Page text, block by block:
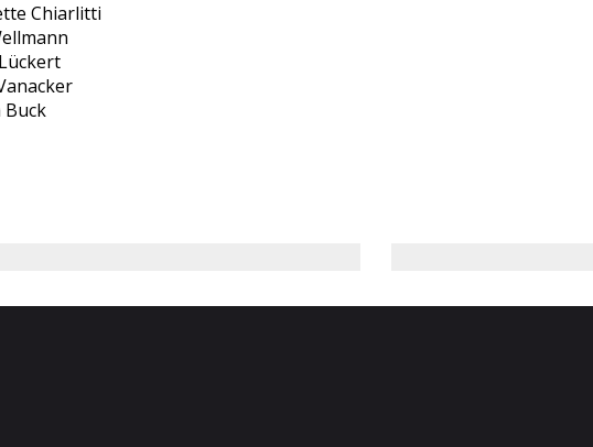
Chiarlitti
Buck